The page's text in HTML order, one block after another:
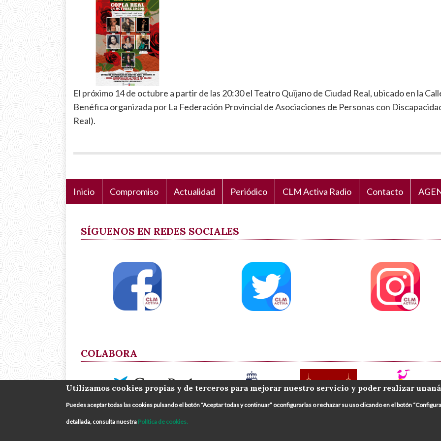
El próximo 14 de octubre a partir de las 20:30 el Teatro Quijano de Ciudad Real, ubicado en la
Benéfica organizada por La Federación Provincial de Asociaciones de Personas con
Real).
Navegación
principal
Inicio Compromiso Actualidad Periódico CLM Activa Radio Contacto
SÍGUENOS EN REDES SOCIALES
COLABORA
Utilizamos cookies propias y de terceros para mejorar nuestro servicio y poder realizar
Puedes aceptar todas las cookies pulsando el botón “Aceptar todas y continuar” oconfigurarlas o rechazar su uso clicando en el botón
detallada, consulta nuestra Política de cookies.